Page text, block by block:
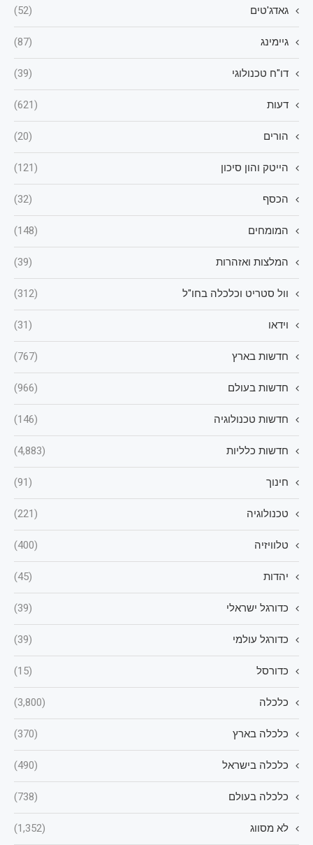
גאדג'טים (52)
גיימינג (87)
דו"ח טכנולוגי (39)
דעות (621)
הורים (20)
הייטק והון סיכון (121)
הכסף (32)
המומחים (148)
המלצות ואזהרות (39)
וול סטריט וכלכלה בחו"ל (312)
וידאו (31)
חדשות בארץ (767)
חדשות בעולם (966)
חדשות טכנולוגיה (146)
חדשות כלליות (4,883)
חינוך (91)
טכנולוגיה (221)
טלוויזיה (400)
יהדות (45)
כדורגל ישראלי (39)
כדורגל עולמי (39)
כדורסל (15)
כלכלה (3,800)
כלכלה בארץ (370)
כלכלה בישראל (490)
כלכלה בעולם (738)
לא מסווג (1,352)